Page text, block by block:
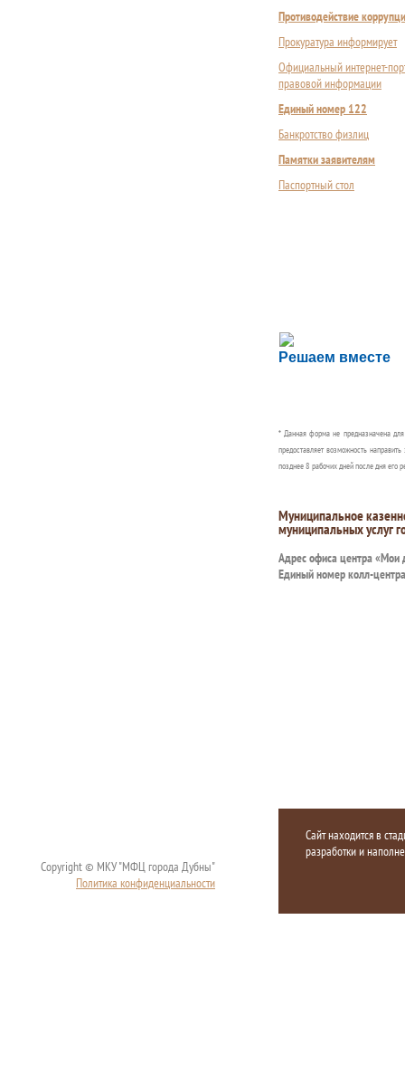
Противодействие
Прокуратура информирует
Официальный интернет-
правовой информации
Единый номер 122
Банкротство физлиц
Памятки заявителям
Паспортный стол
Решаем вместе
Сложности с
Сообщите об этом
* Данная форма не предназначена
предоставляет возможность
позднее 8 рабочих дней после дня его
Муниципальное
муниципальных услуг
Адрес офиса центра «Мои
Единый номер колл-
Copyright © МКУ "МФЦ города Дубны"
Политика конфиденциальности
Сайт находится в
разработки и